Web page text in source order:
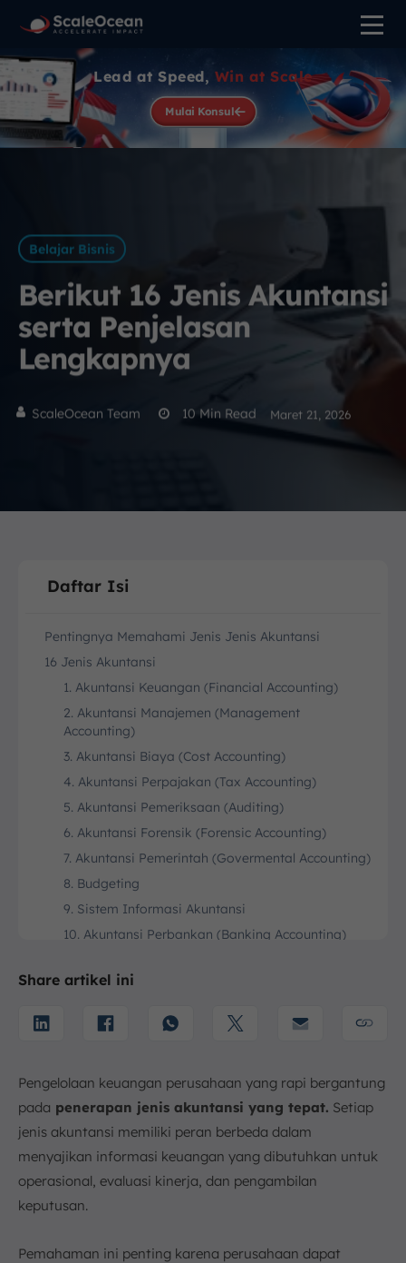
Lead at Speed, Win at Scale
Mulai Konsul
Belajar Bisnis
Berikut 16 Jenis Akuntansi
serta Penjelasan
Lengkapnya
ScaleOcean Team 10 Min Read Maret 21, 2026
Daftar Isi
Pentingnya Memahami Jenis Jenis Akuntansi
16 Jenis Akuntansi
1. Akuntansi Keuangan (Financial Accounting)
2. Akuntansi Manajemen (Management
Accounting)
3. Akuntansi Biaya (Cost Accounting)
4. Akuntansi Perpajakan (Tax Accounting)
5. Akuntansi Pemeriksaan (Auditing)
6. Akuntansi Forensik (Forensic Accounting)
7. Akuntansi Pemerintah (Govermental Accounting)
8. Budgeting
9. Sistem Informasi Akuntansi
10. Akuntansi Perbankan (Banking Accounting)
Accounting)
13. Akuntansi Fidusia (Fiduciary Accounting)
15. Akuntansi dana (Fund Accounting)
16. Akuntansi Nirlaba (Not-for-Profit Accounting)
Kesimpulan
FAQ:
Share artikel ini
Pengelolaan keuangan perusahaan yang rapi bergantung
pada penerapan jenis akuntansi yang tepat. Setiap
jenis akuntansi memiliki peran berbeda dalam
menyajikan informasi keuangan yang dibutuhkan untuk
operasional, evaluasi kinerja, dan pengambilan
keputusan.
Pemahaman ini penting karena perusahaan dapat